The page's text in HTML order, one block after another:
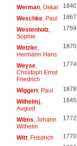
Werman, Oskar 1840
Weschke, Paul 1867
Westenholz,
Sophie
1759
Wetzler,
Hermann Hans
1870
Weyse,
Christoph Ernst
Friedrich
1774
Wiggert, Paul 1878
Wilhelmj,
August
1845
Wilms , Johann
Wilhelm
1772
Witt, Friedrich 1770